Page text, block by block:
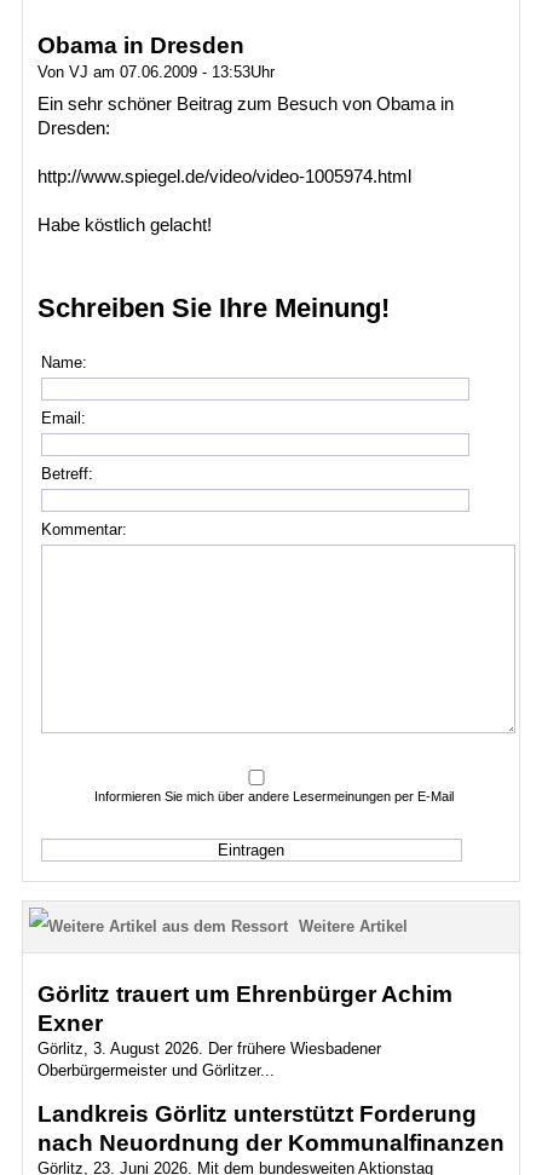
Obama in Dresden
Von VJ am 07.06.2009 - 13:53Uhr
Ein sehr schöner Beitrag zum Besuch von Obama in
Dresden:
http://www.spiegel.de/video/video-1005974.html
Habe köstlich gelacht!
Schreiben Sie Ihre Meinung!
Name:
Email:
Betreff:
Kommentar:
Informieren Sie mich über andere Lesermeinungen per E-Mail
Weitere Artikel
Görlitz trauert um Ehrenbürger Achim
Exner
Görlitz, 3. August 2026. Der frühere Wiesbadener
Oberbürgermeister und Görlitzer...
Landkreis Görlitz unterstützt Forderung
nach Neuordnung der Kommunalfinanzen
Görlitz, 23. Juni 2026. Mit dem bundesweiten Aktionstag